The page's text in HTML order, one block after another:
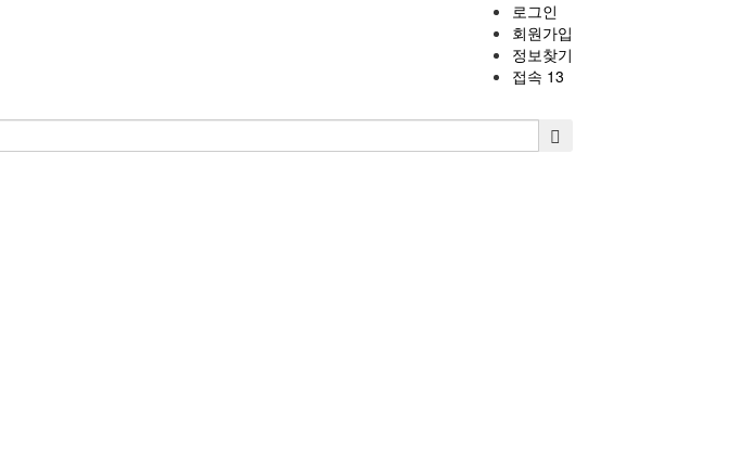
로그인
회원가입
정보찾기
접속 13